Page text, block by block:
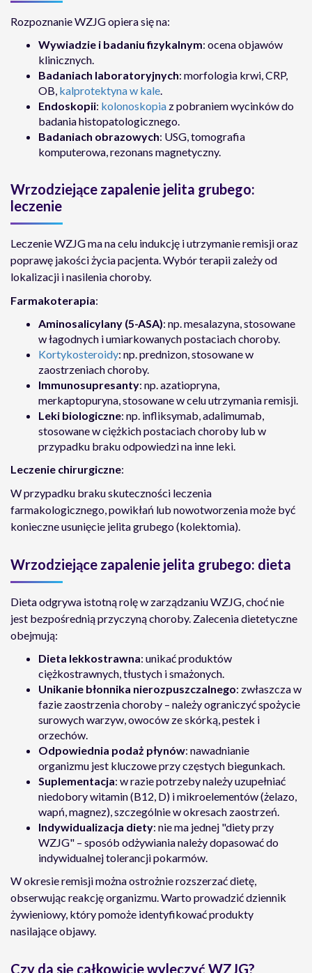
Rozpoznanie WZJG opiera się na:
Wywiadzie i badaniu fizykalnym: ocena objawów
klinicznych.
Badaniach laboratoryjnych: morfologia krwi, CRP,
OB, kalprotektyna w kale.
Endoskopii: kolonoskopia z pobraniem wycinków do
badania histopatologicznego.
Badaniach obrazowych: USG, tomografia
komputerowa, rezonans magnetyczny.
Wrzodziejące zapalenie jelita grubego:
leczenie
Leczenie WZJG ma na celu indukcję i utrzymanie remisji oraz
poprawę jakości życia pacjenta. Wybór terapii zależy od
lokalizacji i nasilenia choroby.
Farmakoterapia:
Aminosalicylany (5-ASA): np. mesalazyna, stosowane
w łagodnych i umiarkowanych postaciach choroby.
Kortykosteroidy: np. prednizon, stosowane w
zaostrzeniach choroby.
Immunosupresanty: np. azatiopryna,
merkaptopuryna, stosowane w celu utrzymania remisji.
Leki biologiczne: np. infliksymab, adalimumab,
stosowane w ciężkich postaciach choroby lub w
przypadku braku odpowiedzi na inne leki.
Leczenie chirurgiczne:
W przypadku braku skuteczności leczenia
farmakologicznego, powikłań lub nowotworzenia może być
konieczne usunięcie jelita grubego (kolektomia).
Wrzodziejące zapalenie jelita grubego: dieta
Dieta odgrywa istotną rolę w zarządzaniu WZJG, choć nie
jest bezpośrednią przyczyną choroby. Zalecenia dietetyczne
obejmują:
Dieta lekkostrawna: unikać produktów
ciężkostrawnych, tłustych i smażonych.
Unikanie błonnika nierozpuszczalnego: zwłaszcza w
fazie zaostrzenia choroby – należy ograniczyć spożycie
surowych warzyw, owoców ze skórką, pestek i
orzechów.
Odpowiednia podaż płynów: nawadnianie
organizmu jest kluczowe przy częstych biegunkach.
Suplementacja: w razie potrzeby należy uzupełniać
niedobory witamin (B12, D) i mikroelementów (żelazo,
wapń, magnez), szczególnie w okresach zaostrzeń.
Indywidualizacja diety: nie ma jednej "diety przy
WZJG" – sposób odżywiania należy dopasować do
indywidualnej tolerancji pokarmów.
W okresie remisji można ostrożnie rozszerzać dietę,
obserwując reakcję organizmu. Warto prowadzić dziennik
żywieniowy, który pomoże identyfikować produkty
nasilające objawy.
Czy da się całkowicie wyleczyć WZJG?